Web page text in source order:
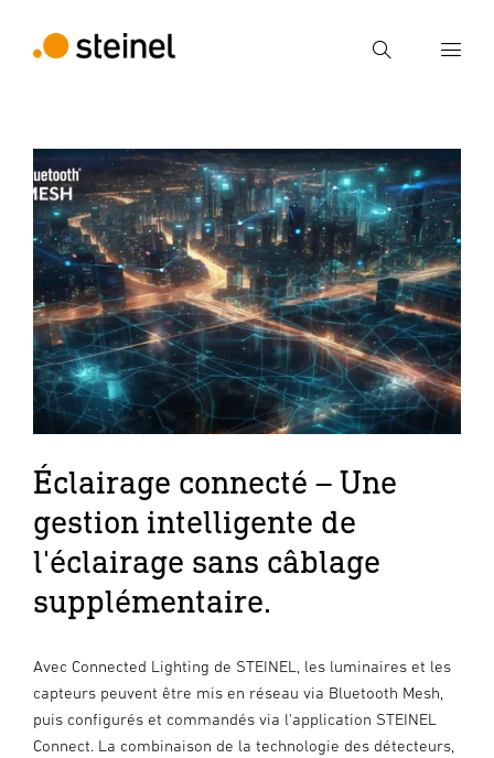
Recherche
Recherche
Entrer critère de recherche
Éclairage connecté – Une
gestion intelligente de
l'éclairage sans câblage
supplémentaire.
Avec Connected Lighting de STEINEL, les luminaires et les
capteurs peuvent être mis en réseau via Bluetooth Mesh,
puis configurés et commandés via l'application STEINEL
Connect. La combinaison de la technologie des détecteurs,